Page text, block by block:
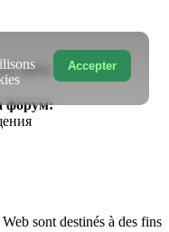
сайта
форум:
sont destinés à des fins
Accepter